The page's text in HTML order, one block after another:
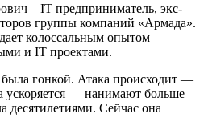
– IT предприниматель, экс-
группы компаний «Армада».
колоссальным опытом
и IT проектами.
была гонкой. Атака происходит —
ускоряется — нанимают больше
десятилетиями. Сейчас она